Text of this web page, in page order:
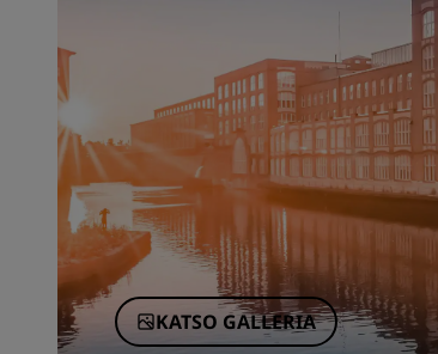
KATSO GALLERIA